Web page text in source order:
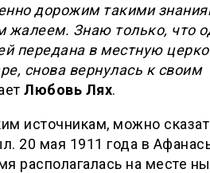
дорожим такими
жалеем. Знаю только, что
передана в местную
снова вернулась к своим
Любовь Лях.
источникам, можно
20 мая 1911 года в
располагалась на месте